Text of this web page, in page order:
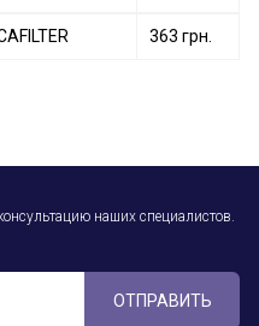
363 грн.
наших специалистов.
ОТПРАВИТЬ